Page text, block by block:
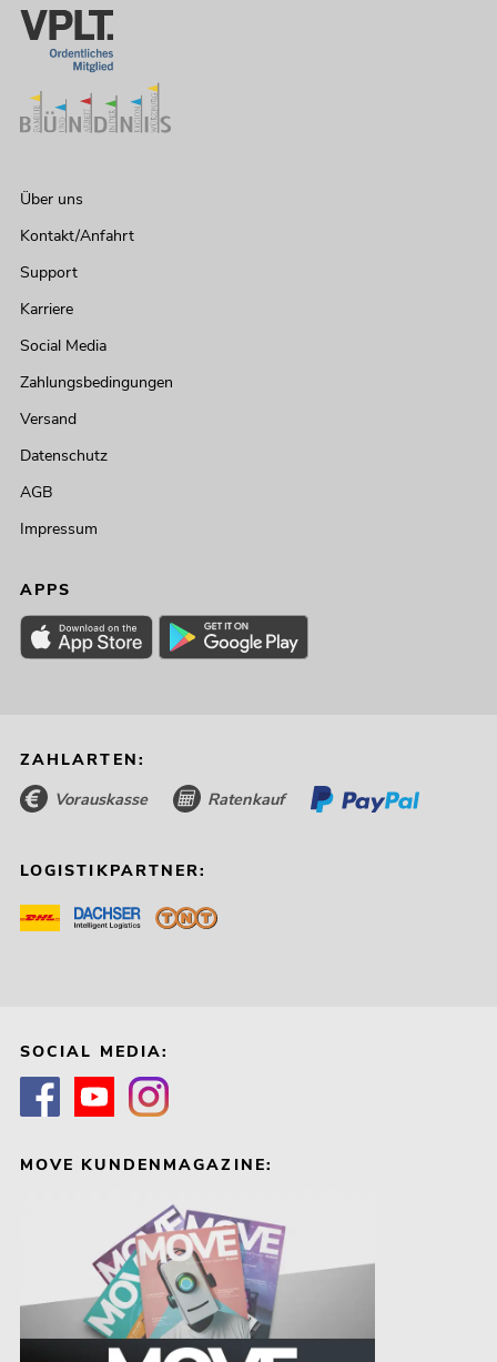
Über uns
Kontakt/Anfahrt
Support
Karriere
Social Media
Zahlungsbedingungen
Versand
Datenschutz
AGB
Impressum
APPS
ZAHLARTEN:
Vorauskasse Ratenkauf
LOGISTIKPARTNER:
SOCIAL MEDIA:
MOVE KUNDENMAGAZINE: